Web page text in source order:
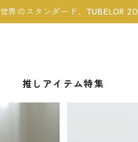
世界のスタンダード、TUBELOR
推しアイテム特集